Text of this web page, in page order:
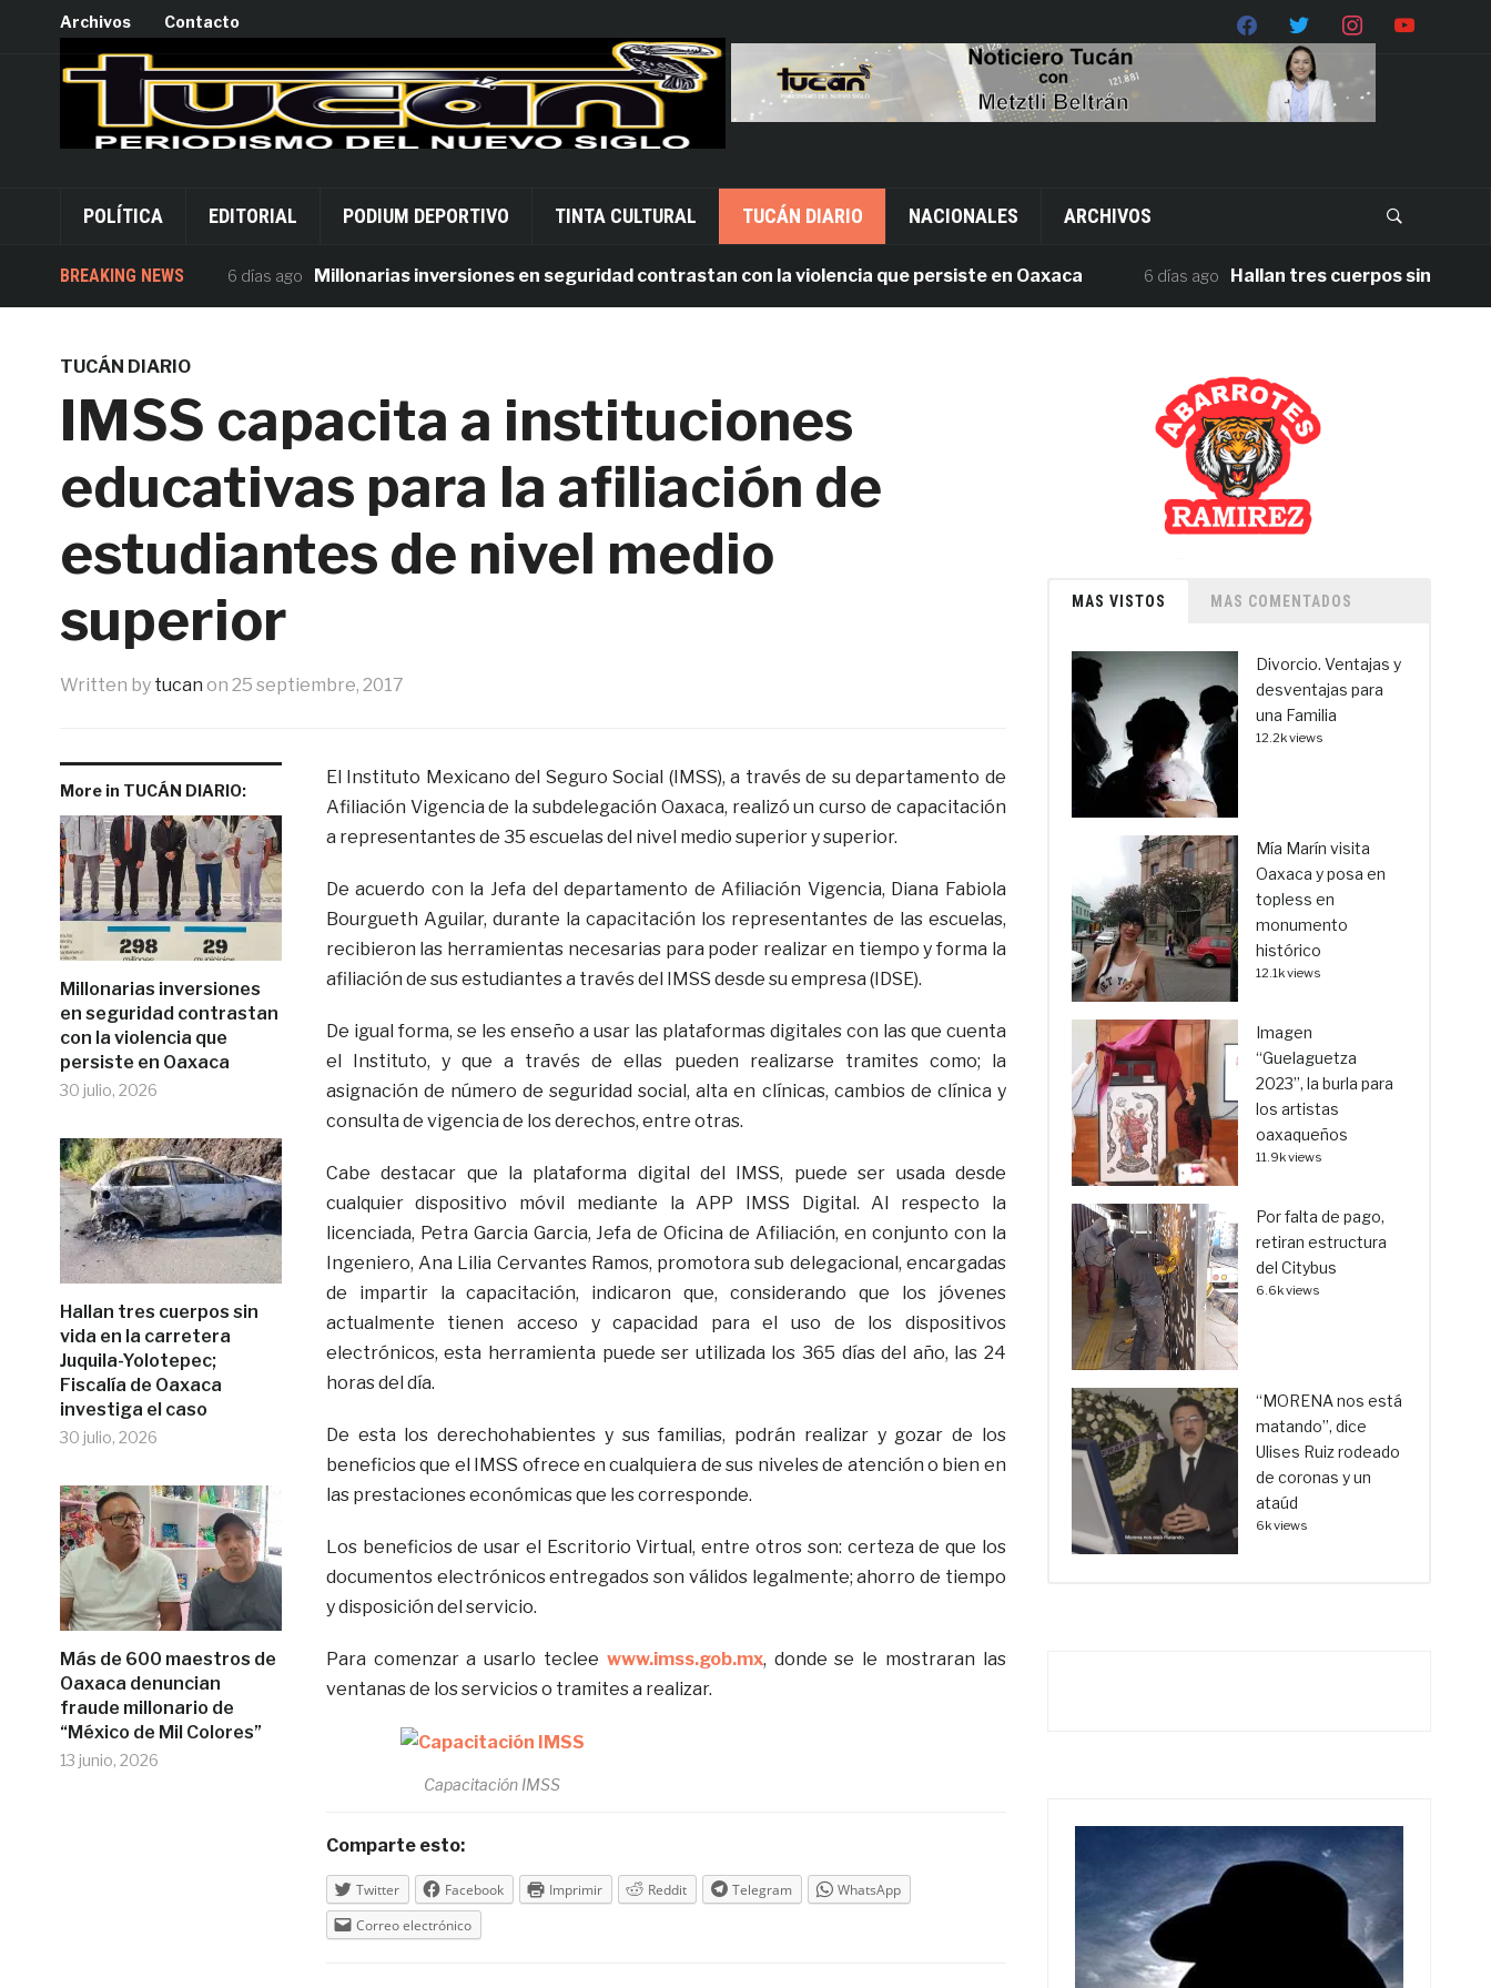
Archivos Contacto
POLÍTICA EDITORIAL PODIUM DEPORTIVO TINTA CULTURAL TUCÁN DIARIO NACIONALES ARCHIVOS
BREAKING NEWS6 días ago Millonarias inversiones en seguridad contrastan con la violencia que persiste en Oaxaca 6 días ago Hallan tres cuerpos sin vida en la
TUCÁN DIARIO
IMSS capacita a instituciones
educativas para la afiliación de
estudiantes de nivel medio
superior
Written by tucan on 25 septiembre, 2017
More in TUCÁN DIARIO:
Millonarias inversiones
en seguridad contrastan
con la violencia que
persiste en Oaxaca
30 julio, 2026
Hallan tres cuerpos sin
vida en la carretera
Juquila-Yolotepec;
Fiscalía de Oaxaca
investiga el caso
30 julio, 2026
Más de 600 maestros de
Oaxaca denuncian
fraude millonario de
“México de Mil Colores”
13 junio, 2026
El Instituto Mexicano del Seguro Social (IMSS), a través de su departamento de
Afiliación Vigencia de la subdelegación Oaxaca, realizó un curso de capacitación
a representantes de 35 escuelas del nivel medio superior y superior.
De acuerdo con la Jefa del departamento de Afiliación Vigencia, Diana Fabiola
Bourgueth Aguilar, durante la capacitación los representantes de las escuelas,
recibieron las herramientas necesarias para poder realizar en tiempo y forma la
afiliación de sus estudiantes a través del IMSS desde su empresa (IDSE).
De igual forma, se les enseño a usar las plataformas digitales con las que cuenta
el Instituto, y que a través de ellas pueden realizarse tramites como; la
asignación de número de seguridad social, alta en clínicas, cambios de clínica y
consulta de vigencia de los derechos, entre otras.
Cabe destacar que la plataforma digital del IMSS, puede ser usada desde
cualquier dispositivo móvil mediante la APP IMSS Digital. Al respecto la
licenciada, Petra Garcia Garcia, Jefa de Oficina de Afiliación, en conjunto con la
Ingeniero, Ana Lilia Cervantes Ramos, promotora sub delegacional, encargadas
de impartir la capacitación, indicaron que, considerando que los jóvenes
actualmente tienen acceso y capacidad para el uso de los dispositivos
electrónicos, esta herramienta puede ser utilizada los 365 días del año, las 24
horas del día.
De esta los derechohabientes y sus familias, podrán realizar y gozar de los
beneficios que el IMSS ofrece en cualquiera de sus niveles de atención o bien en
las prestaciones económicas que les corresponde.
Los beneficios de usar el Escritorio Virtual, entre otros son: certeza de que los
documentos electrónicos entregados son válidos legalmente; ahorro de tiempo
y disposición del servicio.
Para comenzar a usarlo teclee www.imss.gob.mx, donde se le mostraran las
ventanas de los servicios o tramites a realizar.
Capacitación IMSS
Comparte esto:
Twitter Facebook Imprimir Reddit Telegram
WhatsApp
Correo electrónico
MAS VISTOS MAS COMENTADOS
Divorcio. Ventajas y
desventajas para
una Familia
12.2k views
Mía Marín visita
Oaxaca y posa en
topless en
monumento
histórico
12.1k views
Imagen
“Guelaguetza
2023”, la burla para
los artistas
oaxaqueños
11.9k views
Por falta de pago,
retiran estructura
del Citybus
6.6k views
“MORENA nos está
matando”, dice
Ulises Ruiz rodeado
de coronas y un
ataúd
6k views